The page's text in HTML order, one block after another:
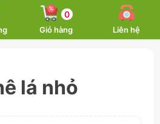
0
Giỏ hàng Liên hệ
lá nhỏ